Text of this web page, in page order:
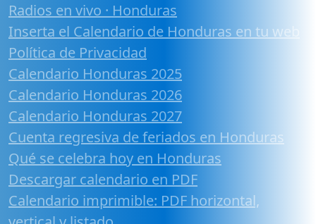
Radios en vivo · Honduras
Inserta el Calendario de Honduras en tu web
Política de Privacidad
Calendario Honduras 2025
Calendario Honduras 2026
Calendario Honduras 2027
Cuenta regresiva de feriados en Honduras
Qué se celebra hoy en Honduras
Descargar calendario en PDF
Calendario imprimible: PDF horizontal,